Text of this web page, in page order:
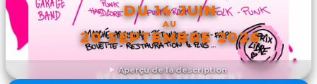
Aperçu de la description
DU 14 JUIN
AU
20 SEPTEMBRE 2026
DÉCOUVRIR L'ÉVÉNEMENT